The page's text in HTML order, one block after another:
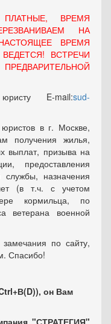
ВРЕМЯ
НА
ВРЕМЯ
ВСТРЕЧИ
E-mail:sud-
в г. Москве,
получения жилья,
выплат, призыва на
предоставления
службы, назначения
(в т.ч. с учетом
кормильца, по
ветерана военной
по сайту,
Спасибо!
он Вам
"СТРАТЕГИЯ"